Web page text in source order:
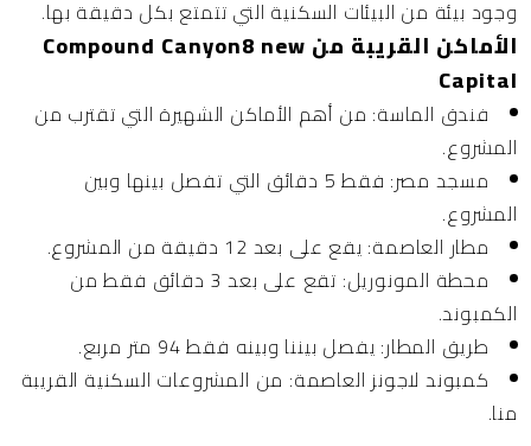
وجود بيئة من البيئات السكنية التي تتمتع بكل دقيقة بها.
الأماكن القريبة من Compound Canyon8 new
Capital
فندق الماسة: من أهم الأماكن الشهيرة التي تقترب من
المشروع.
مسجد مصر:
فقط 5 دقائق التي تفصل بينها وبين
المشروع.
مطار العاصمة: يقع على بعد 12 دقيقة من المشروع.
محطة المونوريل:
تقع على بعد 3 دقائق فقط من
الكمبوند.
طريق المطار: يفصل بيننا وبينه فقط 94 متر مربع.
كمبوند لاجونز العاصمة: من المشروعات السكنية القريبة
منا.